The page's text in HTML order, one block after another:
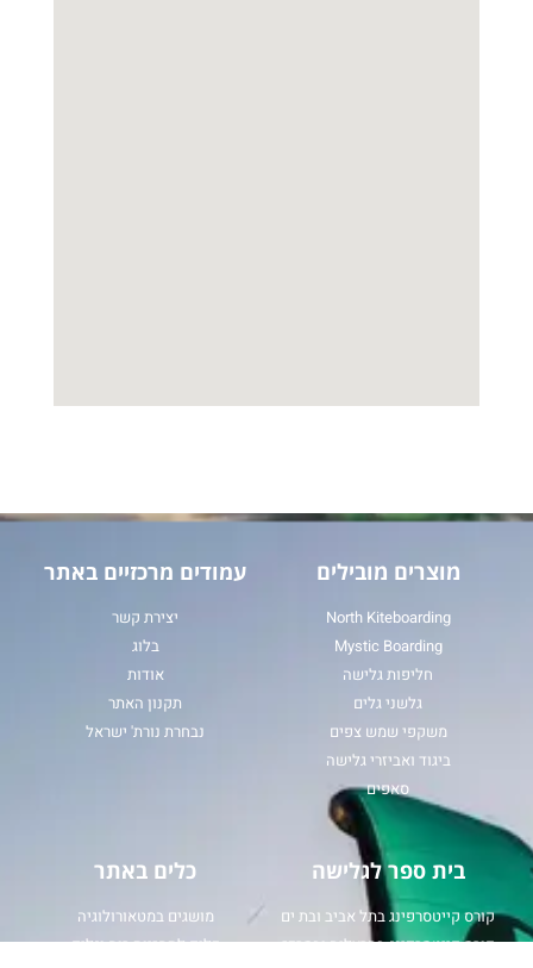
מוצרים מובילים
North Kiteboarding
Mystic Boarding
חליפות גלישה
גלשני גלים
משקפי שמש צפים
ביגוד ואביזרי גלישה
סאפים
עמודים מרכזיים באתר
יצירת קשר
בלוג
אודות
תקנון האתר
נבחרת נורת' ישראל
בית ספר לגלישה
קורס קייטסרפינג בתל אביב ובת ים
קורס קייטסרפינג בהרצליה ובמרכז
כלים באתר
מושגים במטאורולוגיה
כלים לתחזיות רוח וגלים